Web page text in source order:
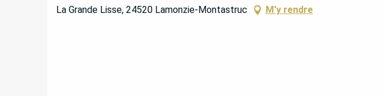
La Grande Lisse, 24520 Lamonzie-Montastruc M'y rendre